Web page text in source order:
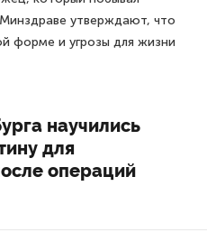
утверждают, что
форме и угрозы для жизни
научились
для
операций